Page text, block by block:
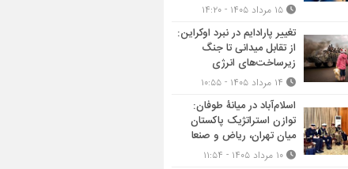
تغییر پارادایم در نبرد اوکراین:
از تقابل میدانی تا جنگ
زیرساخت‌های انرژی
اسلام‌آباد در میانۀ طوفان:
توازن استراتژیک پاکستان
میان تهران، ریاض و صنعا